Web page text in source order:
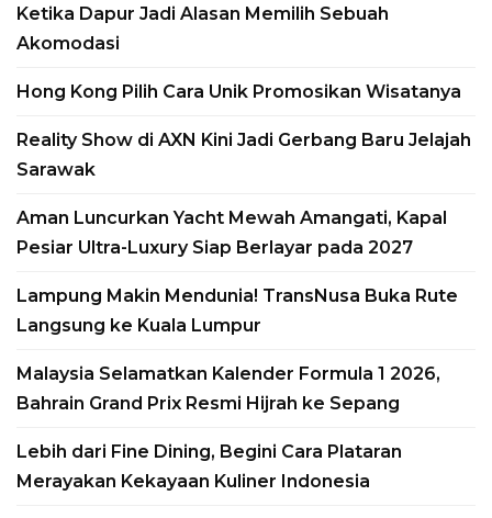
Ketika Dapur Jadi Alasan Memilih Sebuah
Akomodasi
Hong Kong Pilih Cara Unik Promosikan Wisatanya
Reality Show di AXN Kini Jadi Gerbang Baru Jelajah
Sarawak
Aman Luncurkan Yacht Mewah Amangati, Kapal
Pesiar Ultra-Luxury Siap Berlayar pada 2027
Lampung Makin Mendunia! TransNusa Buka Rute
Langsung ke Kuala Lumpur
Malaysia Selamatkan Kalender Formula 1 2026,
Bahrain Grand Prix Resmi Hijrah ke Sepang
Lebih dari Fine Dining, Begini Cara Plataran
Merayakan Kekayaan Kuliner Indonesia
samudra perdana miliknya, di galangan
kapal T. Mariotti,...